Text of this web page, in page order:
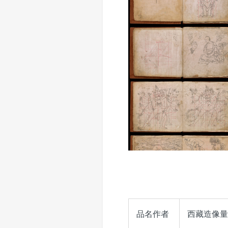
品名作者 西藏造像